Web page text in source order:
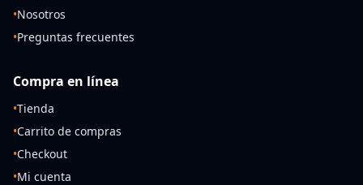
•Nosotros
•Preguntas frecuentes
Compra en línea
•Tienda
•Carrito de compras
•Checkout
•Mi cuenta